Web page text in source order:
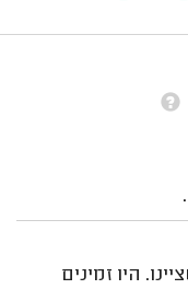
היו זמינים